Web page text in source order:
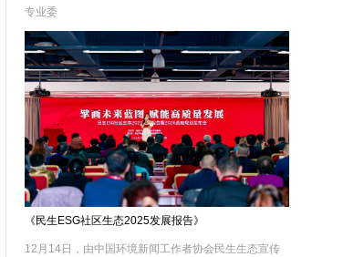
专业委
《民生ESG社区生态2025发展报告》
12月14日，由中国环境新闻工作者协会民生生态宣传